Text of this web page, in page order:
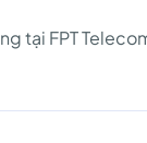
tại FPT